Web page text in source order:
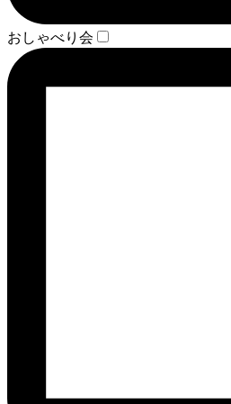
おしゃべり会